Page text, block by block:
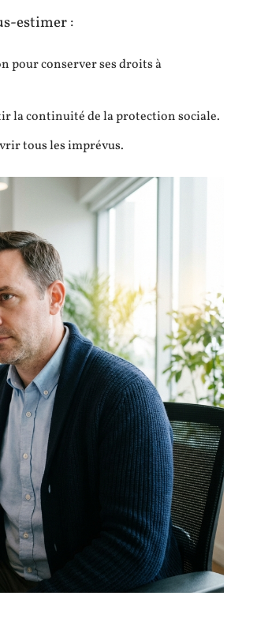
estimer :
pour conserver ses droits à
la continuité de la protection sociale.
tous les imprévus.